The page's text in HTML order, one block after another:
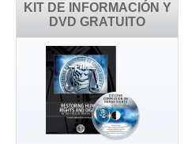
KIT DE INFORMACIÓN Y
DVD GRATUITO